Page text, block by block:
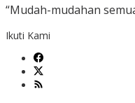
“Mudah-mudahan
Ikuti Kami